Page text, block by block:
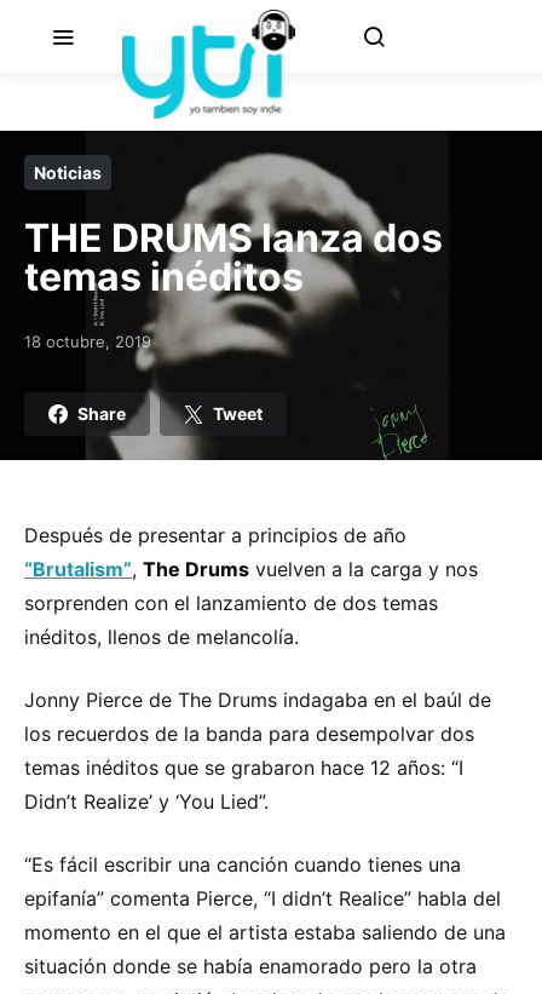
Noticias
THE DRUMS lanza dos
temas inéditos
Posted on
18 octubre, 2019
Share Tweet
Después de presentar a principios de año
“Brutalism”, The Drums vuelven a la carga y nos
sorprenden con el lanzamiento de dos temas
inéditos, llenos de melancolía.
Jonny Pierce de The Drums indagaba en el baúl de
los recuerdos de la banda para desempolvar dos
temas inéditos que se grabaron hace 12 años: “I
Didn’t Realize’ y ‘You Lied”.
“Es fácil escribir una canción cuando tienes una
epifanía” comenta Pierce, “I didn’t Realice” habla del
momento en el que el artista estaba saliendo de una
situación donde se había enamorado pero la otra